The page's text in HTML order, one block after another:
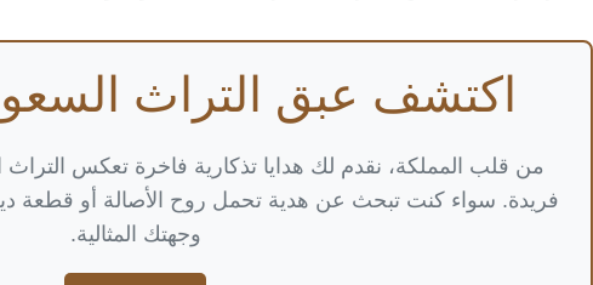
اكتشف عبق التراث
من قلب المملكة، نقدم لك هدايا تذكارية فاخرة تعكس التراث
فريدة. سواء كنت تبحث عن هدية تحمل روح الأصالة أو قطعة
وجهتك المثالية.